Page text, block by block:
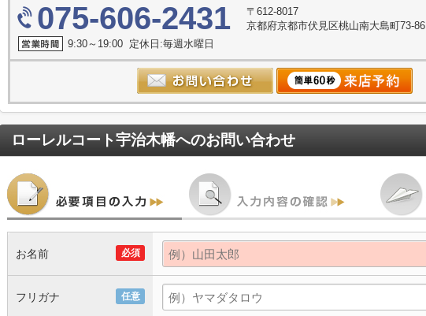
075-606-2431
〒612-8017
京都府京都市伏見区桃山南大島町73-86
9:30～19:00 定休日:毎週水曜日
ローレルコート宇治木幡へのお問い合わせ
必須
お名前
任意
フリガナ